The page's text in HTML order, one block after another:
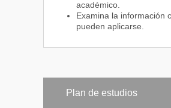
académico.
Examina la información
pueden aplicarse.
Plan de estudios